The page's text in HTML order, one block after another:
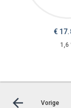
€
1,6
Vorige